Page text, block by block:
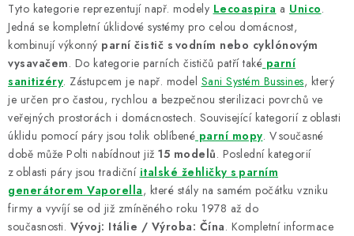
Tyto kategorie reprezentují např. modely Lecoaspira a Unico.
Jedná se kompletní úklidové systémy pro celou domácnost,
kombinují výkonný parní čistič s vodním nebo cyklónovým
vysavačem. Do kategorie parních čističů patří také parní
sanitizéry. Zástupcem je např. model Sani Systém Bussines, který
je určen pro častou, rychlou a bezpečnou sterilizaci povrchů ve
veřejných prostorách i domácnostech. Související kategorií z oblasti
úklidu pomocí páry jsou tolik oblíbené parní mopy. V současné
době může Polti nabídnout již 15 modelů. Poslední kategorií
z oblasti páry jsou tradiční italské žehličky s parním
generátorem Vaporella, které stály na samém počátku vzniku
firmy a vyvíjí se od již zmíněného roku 1978 až do
současnosti. Vývoj: Itálie / Výroba: Čína. Kompletní informace